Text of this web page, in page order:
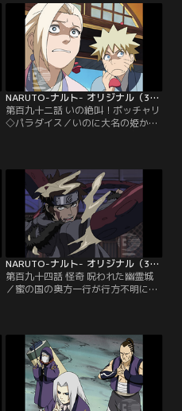
求を拒み、交戦になだれ込むヒナ
タ。一方、チョウジと百合之丞によ
って解放されるナルト。しかしヒナ
タの元へ急ぐナルトたちの姿は、既
に最後の邪忍であるレンガの視界に
捉えられていた…。【提供：バンダ
イチャンネル】
NARUTO-ナルト- オリジナル（3） 動乱編 第192話
第百九十二話 いの絶叫！ポッチャリ
◇パラダイス／いのに大名の姫から
とお見合い代理。姫は食べ過ぎて急
激に太ってしまった自分の影武者と
して、いのに見合いに出て憧れの若
殿のハートを掴んで欲しいと願う
が…。※正式サブタイトルは、◇が
ハートマークとなります。【提供：
バンダイチャンネル】
NARUTO-ナルト- オリジナル（3） 動乱編 第194話
第百九十四話 怪奇 呪われた幽霊城
／蜜の国の奥方一行が行方不明にな
索任務に赴くナルト、キバ、ヒナタ
の前に、突如巨大な城が現れる。奥
方たちの手掛かりを得るべく城に潜
入するナルトたちだったが、一人、
また一人と仲間が姿を消してい
き…。【提供：バンダイチャンネ